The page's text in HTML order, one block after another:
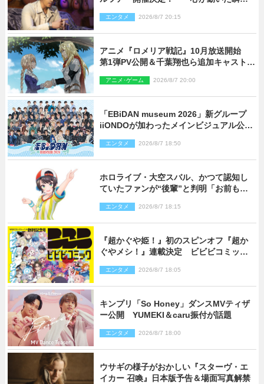
エンタメ 2026/8/7 20:15
アニメ『ロメリア戦記』10月放送開始
第1弾PV公開＆千葉翔也ら追加キャスト4
アニメ･ゲーム 2026/8/7 20:00
「EBiDAN museum 2026」新グループ
iiONDOが加わったメインビジュアル公
エンタメ 2026/8/7 18:50
ホロライブ・大空スバル、かつて認知し
ていたファンが“後輩”と判明「お前もし
エンタメ 2026/8/7 18:15
『超かぐや姫！』初のスピンオフ『超か
ぐやメシ！』連載決定 ビビビコミック
エンタメ 2026/8/7 18:05
キンプリ「So Honey」ダンスMVティザ
ー公開 YUMEKI＆caru振付が話題
エンタメ 2026/8/7 18:00
ウサギの様子がおかしい『スターヴ・エ
イカー 召喚』日本版予告＆場面写真解禁